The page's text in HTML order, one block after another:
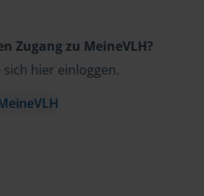
Zugang zu MeineVLH?
sich hier einloggen.